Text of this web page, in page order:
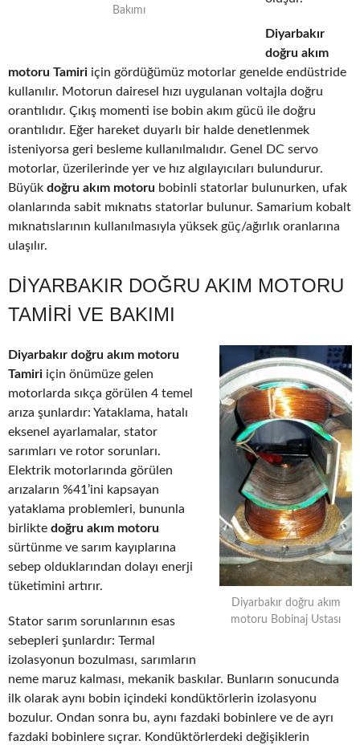
Bakımı
Diyarbakır
doğru akım
motoru Tamiri için gördüğümüz motorlar genelde endüstride
kullanılır. Motorun dairesel hızı uygulanan voltajla doğru
orantılıdır. Çıkış momenti ise bobin akım gücü ile doğru
orantılıdır. Eğer hareket duyarlı bir halde denetlenmek
isteniyorsa geri besleme kullanılmalıdır. Genel DC servo
motorlar, üzerilerinde yer ve hız algılayıcıları bulundurur.
Büyük doğru akım motoru bobinli statorlar bulunurken, ufak
olanlarında sabit mıknatıs statorlar bulunur. Samarium kobalt
mıknatıslarının kullanılmasıyla yüksek güç/ağırlık oranlarına
ulaşılır.
DIYARBAKIR DOĞRU AKIM MOTORU
TAMIRI VE BAKIMI
Diyarbakır doğru akım
motoru Bobinaj Ustası
Diyarbakır doğru akım motoru
Tamiri için önümüze gelen
motorlarda sıkça görülen 4 temel
arıza şunlardır: Yataklama, hatalı
eksenel ayarlamalar, stator
sarımları ve rotor sorunları.
Elektrik motorlarında görülen
arızaların %41’ini kapsayan
yataklama problemleri, bununla
birlikte doğru akım motoru
sürtünme ve sarım kayıplarına
sebep olduklarından dolayı enerji
tüketimini artırır.
Stator sarım sorunlarının esas
sebepleri şunlardır: Termal
izolasyonun bozulması, sarımların
neme maruz kalması, mekanik baskılar. Bunların sonucunda
ilk olarak aynı bobin içindeki kondüktörlerin izolasyonu
bozulur. Ondan sonra bu, aynı fazdaki bobinlere ve de ayrı
fazdaki bobinlere sıçrar. Kondüktörlerdeki değişiklerin